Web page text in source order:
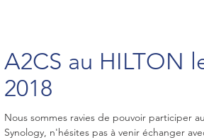
A2CS au HILTON
2018
Nous sommes ravies de pouvoir participer
Synology, n'hésites pas à venir échanger